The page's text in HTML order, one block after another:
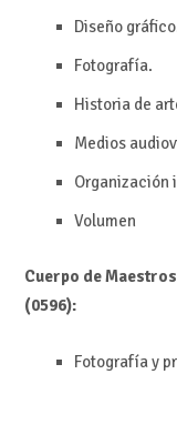
Diseño
Fotografía.
Historia de
Medios
Organización
Volumen
Cuerpo de
(0596):
Fotografía y